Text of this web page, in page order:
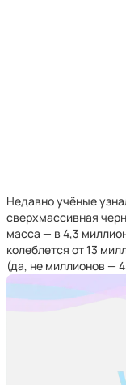
Недавно учёные
сверхмассивная
масса — в 4,3
колеблется от 13
(да, не миллионов —